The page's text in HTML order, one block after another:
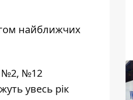
найближчих
№2, №12
увесь рік